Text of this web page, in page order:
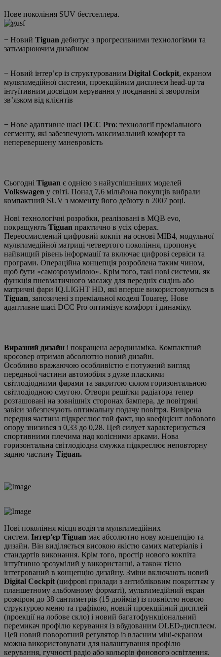
Нове покоління SUV бестселлера.
− Новий Tiguan дебютує з прогресивними технологіями та
затьмарюючим дизайном
− Новий інтерʼєр із структурованим Digital Cockpit, екраном
мультимедійної системи, проекційним дисплеєм head-up та
інтуїтивним досвідом керування у поєднанні зі зворотнім
звʼязком від клієнтів
− Нове адаптивне шасі DCC Pro: технології преміального
сегменту, які забезпечують максимальний комфорт та
неперевершену маневровість
Сьогодні Tiguan є однією з найуспішніших моделей
Volkswagen у світі. Понад 7,6 мільйона покупців вибрали
компактний SUV з моменту його дебюту в 2007 році.
Нові технологічні розробки, реалізовані в MQB evo,
покращують Tiguan практично в усіх сферах.
Переосмислений цифровий кокпіт на основі MIB4, модульної
мультимедійної матриці четвертого покоління, пропонує
найвищий рівень інформації та включає цифрові сервіси та
програми. Операційна концепція розроблена таким чином,
щоб бути «самозрозумілою». Крім того, такі нові системи, як
функція пневматичного масажу для передніх сидінь або
матричні фари IQ.LIGHT HD, які вперше використовуються в
Tiguan, запозичені з преміальної моделі Touareg. Нове
адаптивне шасі DCC Pro оптимізує комфорт і динаміку.
Виразний дизайн і покращена аеродинаміка. Компактний
кросовер отримав абсолютно новий дизайн.
Особливо вражаючою особливістю є потужний вигляд
передньої частини автомобіля з дуже пласкими
світлодіодними фарами та закритою склом горизонтальною
світлодіодною смугою. Отвори решітки радіатора тепер
розташовані на зовнішніх сторонах бампера, де повітряні
завіси забезпечують оптимальну подачу повітря. Вивірена
передня частина підкреслює той факт, що коефіцієнт лобового
опору знизився з 0,33 до 0,28. Цей силует характеризується
спортивними плечима над колісними арками. Нова
горизонтальна світлодіодна смужка підкреслює неповторну
задню частину Tiguan.
Нові покоління місця водія та мультимедійних
систем. Інтер'єр Tiguan має абсолютно нову концепцію та
дизайн. Він виділяється високою якістю самих матеріалів і
стандартів виконання. Крім того, простір нового кокпіта
інтуїтивно зрозумілий у використанні, а також тісно
інтегрований в концепцію дизайну. Зміни включають новий
Digital Cockpit (цифрові прилади з антибліковим покриттям у
планшетному альбомному форматі), мультимедійний екран
розміром до 38 сантиметрів (15 дюймів) із повністю новою
структурою меню та графікою, новий проекційний дисплей
(проекції на лобове скло) і новий багатофункціональний
перемикач профілю керування із вбудованим OLED-дисплеєм.
Цей новий поворотний регулятор із власним міні-екраном
можна використовувати для налаштування профілю
керування, гучності радіо або кольорів фонового освітлення.